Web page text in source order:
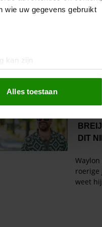
wie uw gegevens gebruikt
kan zijn
te bieden en om ons
partners voor social
die u aan ze heeft
met onze cookies als u
Alles toestaan